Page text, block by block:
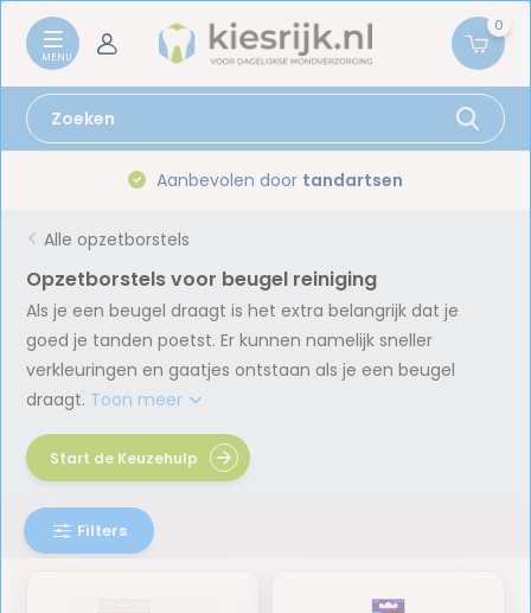
0
Aanbevolen door tandartsen
Alle opzetborstels
Opzetborstels voor beugel reiniging
Als je een beugel draagt is het extra belangrijk dat je
goed je tanden poetst. Er kunnen namelijk sneller
verkleuringen en gaatjes ontstaan als je een beugel
draagt. Toon meer
Filters
Start de Keuzehulp